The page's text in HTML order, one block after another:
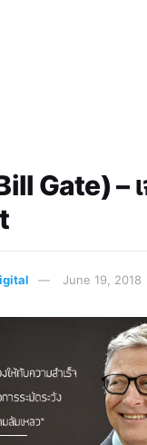
Gate) –
June 19, 2018